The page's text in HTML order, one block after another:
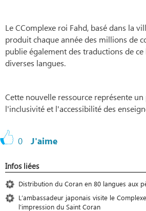
Le CComplexe roi Fahd, basé dans la
produit chaque année des millions de
publie également des traductions de ce
diverses langues.
Cette nouvelle ressource représente
l'inclusivité et l'accessibilité des
0 J'aime
Infos liées
Distribution du Coran en 80 langues aux
L’ambassadeur japonais visite le
l’impression du Saint Coran